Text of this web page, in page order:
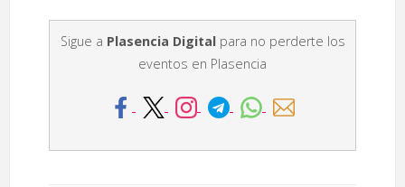
Sigue a Plasencia Digitalpara no perderte los
eventos en Plasencia